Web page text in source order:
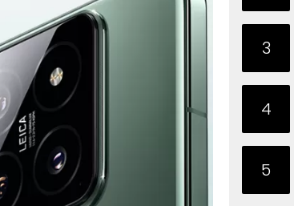
3
4
5